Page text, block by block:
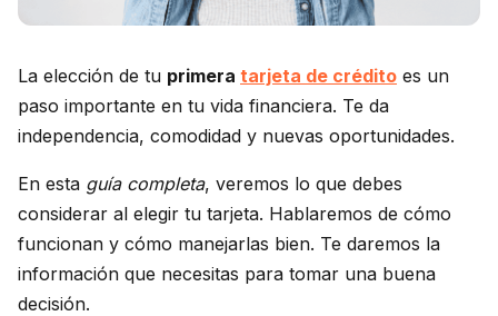
La elección de tu primera tarjeta de crédito es un
paso importante en tu vida financiera. Te da
independencia, comodidad y nuevas oportunidades.
En esta guía completa, veremos lo que debes
considerar al elegir tu tarjeta. Hablaremos de cómo
funcionan y cómo manejarlas bien. Te daremos la
información que necesitas para tomar una buena
decisión.